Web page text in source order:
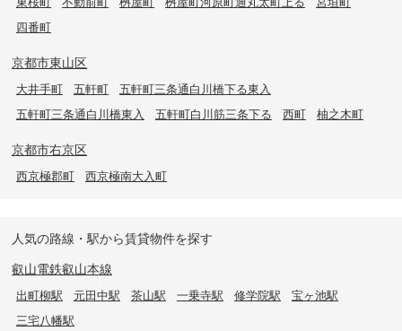
四番町
京都市東山区
大井手町 五軒町
五軒町三条通白川橋下る東入
五軒町三条通白川橋東入
五軒町白川筋三条下る 西町 柚之木町
京都市右京区
西京極郡町 西京極南大入町
人気の路線・駅から賃貸物件を探す
叡山電鉄叡山本線
出町柳駅 元田中駅 茶山駅 一乗寺駅 修学院駅
宝ヶ池駅
三宅八幡駅